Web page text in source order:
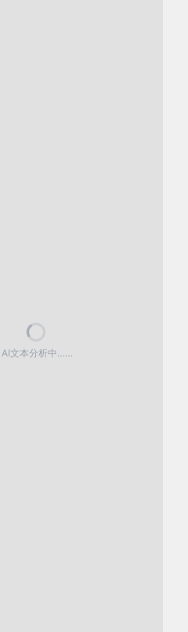
AI文本分析中……